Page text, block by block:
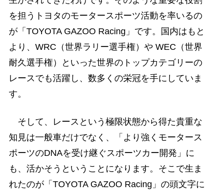
を担うトヨタのモータースポーツ活動を率いるの
が「TOYOTA GAZOO Racing」です。国内はもと
より、WRC（世界ラリー選手権）や WEC（世界
耐久選手権）といった世界のトップカテゴリーの
レースでも活躍し、数多くの栄冠を手にしていま
す。
そして、レースという極限状態から得た貴重な
知見は一般車だけでなく、「より強くモータース
ポーツのDNAを受け継ぐスポーツカー開発」に
も、活かそうということになります。そこで生ま
れたのが「TOYOTA GAZOO Racing」の頭文字に